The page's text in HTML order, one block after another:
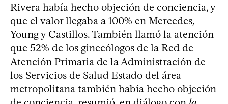
Rivera había hecho objeción de conciencia, y
que el valor llegaba a 100% en Mercedes,
Young y Castillos. También llamó la atención
que 52% de los ginecólogos de la Red de
Atención Primaria de la Administración de
los Servicios de Salud Estado del área
metropolitana también había hecho objeción